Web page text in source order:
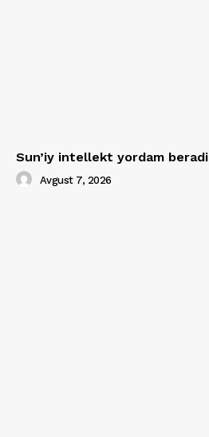
Sun’iy intellekt yordam beradi
Avgust 7, 2026